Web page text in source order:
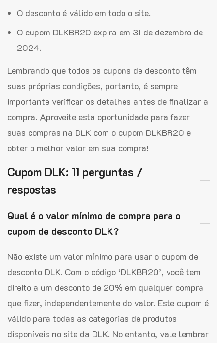
O desconto é válido em todo o site.
O cupom DLKBR20 expira em 31 de dezembro de
2024.
Lembrando que todos os cupons de desconto têm
suas próprias condições, portanto, é sempre
importante verificar os detalhes antes de finalizar a
compra. Aproveite esta oportunidade para fazer
suas compras na DLK com o cupom DLKBR20 e
obter o melhor valor em sua compra!
Cupom DLK: 11 perguntas /
respostas
Qual é o valor mínimo de compra para o
cupom de desconto DLK?
Não existe um valor mínimo para usar o cupom de
desconto DLK. Com o código ‘DLKBR20’, você tem
direito a um desconto de 20% em qualquer compra
que fizer, independentemente do valor. Este cupom é
válido para todas as categorias de produtos
disponíveis no site da DLK. No entanto, vale lembrar